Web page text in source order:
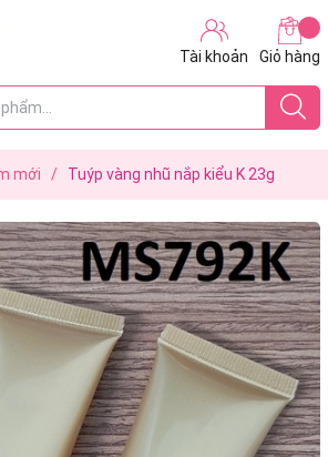
Tài khoản Giỏ hàng
mới / Tuýp vàng nhũ nắp kiểu K 23g